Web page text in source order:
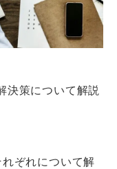
決策について解説
ぞれについて解